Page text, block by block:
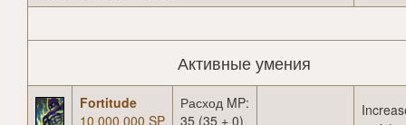
Активные умения
Fortitude
10 000 000 SP
Расход MP:
35 (35 + 0)